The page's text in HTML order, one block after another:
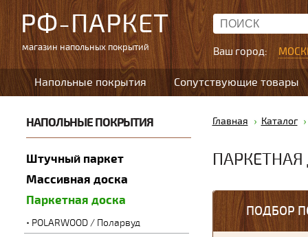
РФ-ПАРКЕТ
магазин напольных покрытий Ваш город:
Напольные покрытия Сопутствующие товары
НАПОЛЬНЫЕ ПОКРЫТИЯ
Штучный паркет
Массивная доска
Паркетная доска
POLARWOOD / Поларвуд
Главная Каталог
ПОДБОР